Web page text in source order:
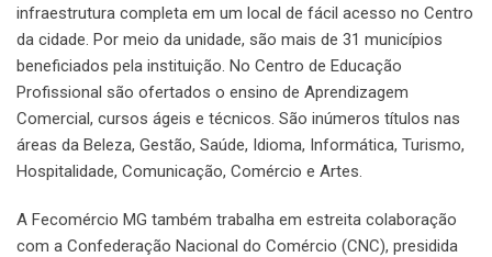
infraestrutura completa em um local de fácil acesso no Centro
da cidade. Por meio da unidade, são mais de 31 municípios
beneficiados pela instituição. No Centro de Educação
Profissional são ofertados o ensino de Aprendizagem
Comercial, cursos ágeis e técnicos. São inúmeros títulos nas
áreas da Beleza, Gestão, Saúde, Idioma, Informática, Turismo,
Hospitalidade, Comunicação, Comércio e Artes.
A Fecomércio MG também trabalha em estreita colaboração
com a Confederação Nacional do Comércio (CNC), presidida